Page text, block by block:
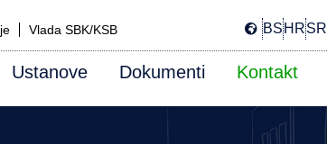
Vlada SBK/KSB BSHRSR
Ustanove Dokumenti Kontakt